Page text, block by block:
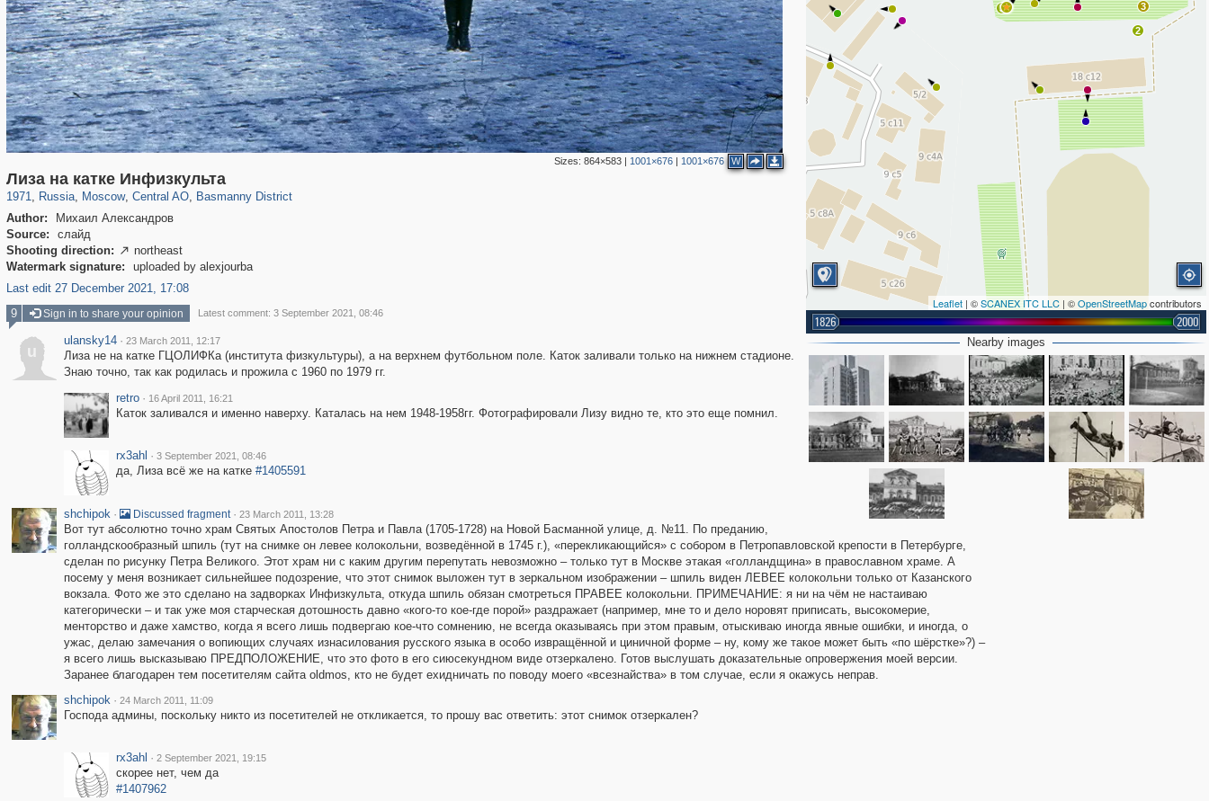
Sizes: 864×583| 1001×676| 1001×676 W
Лиза на катке Инфизкульта
1971, Russia
1,406,840 29,243
, Moscow
319,864 8,286
, Central AO
160,012 5,916
, Basmanny District
13,204
Author:
Михаил Александров
Source:
слайд
Shooting direction:  northeast
Watermark signature:
uploaded by alexjourba
Last edit 27 December 2021, 17:08
3
2
3
Leaflet | ©SCANEX ITC LLC | ©OpenStreetMapcontributors
1826 2000
Nearby images
9 Sign in to share your opinion Latest comment: 3 September 2021, 08:46
u
ulansky14 · 23 March 2011, 12:17
Лиза не на катке ГЦОЛИФКа (института физкультуры), а на верхнем футбольном поле. Каток заливали только на нижнем стадионе.
Знаю точно, так как родилась и прожила с 1960 по 1979 гг.
retro · 16 April 2011, 16:21
Каток заливался и именно наверху. Каталась на нем 1948-1958гг. Фотографировали Лизу видно те, кто это еще помнил.
rx3ahl · 3 September 2021, 08:46
да, Лиза всё же на катке #1405591
shchipok · Discussed fragment · 23 March 2011, 13:28
Вот тут абсолютно точно храм Святых Апостолов Петра и Павла (1705-1728) на Новой Басманной улице, д. №11. По преданию,
голландскообразный шпиль (тут на снимке он левее колокольни, возведённой в 1745 г.), «перекликающийся» с собором в Петропавловской крепости в Петербурге,
сделан по рисунку Петра Великого. Этот храм ни с каким другим перепутать невозможно – только тут в Москве этакая «голландщина» в православном храме. А
посему у меня возникает сильнейшее подозрение, что этот снимок выложен тут в зеркальном изображении – шпиль виден ЛЕВЕЕ колокольни только от Казанского
вокзала. Фото же это сделано на задворках Инфизкульта, откуда шпиль обязан смотреться ПРАВЕЕ колокольни. ПРИМЕЧАНИЕ: я ни на чём не настаиваю
категорически – и так уже моя старческая дотошность давно «кого-то кое-где порой» раздражает (например, мне то и дело норовят приписать, высокомерие,
менторство и даже хамство, когда я всего лишь подвергаю кое-что сомнению, не всегда оказываясь при этом правым, отыскиваю иногда явные ошибки, и иногда, о
ужас, делаю замечания о вопиющих случаях изнасилования русского языка в особо извращённой и циничной форме – ну, кому же такое может быть «по шёрстке»?) –
я всего лишь высказываю ПРЕДПОЛОЖЕНИЕ, что это фото в его сиюсекундном виде отзеркалено. Готов выслушать доказательные опровержения моей версии.
Заранее благодарен тем посетителям сайта oldmos, кто не будет ехидничать по поводу моего «всезнайства» в том случае, если я окажусь неправ.
shchipok · 24 March 2011, 11:09
Господа админы, поскольку никто из посетителей не откликается, то прошу вас ответить: этот снимок отзеркален?
rx3ahl · 2 September 2021, 19:15
скорее нет, чем да
#1407962